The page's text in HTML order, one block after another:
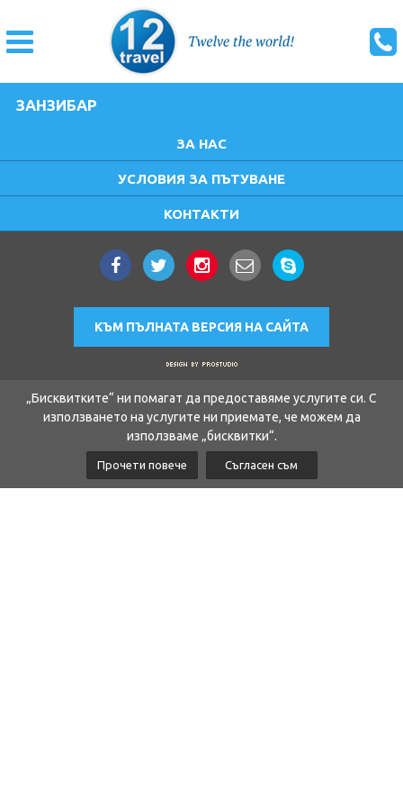
ЗАНЗИБАР
ЗА НАС
УСЛОВИЯ ЗА ПЪТУВАНЕ
КОНТАКТИ
КЪМ ПЪЛНАТА ВЕРСИЯ НА САЙТА
„Бисквитките“ ни помагат да предоставяме услугите си. С
използването на услугите ни приемате, че можем да
използваме „бисквитки“.
Прочети повече Съгласен съм